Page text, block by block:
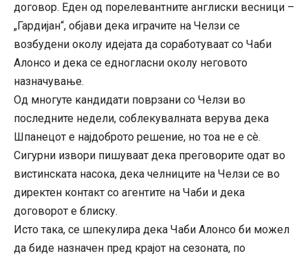
договор. Еден од порелевантните англиски весници –
„Гардијан“, објави дека играчите на Челзи се
возбудени околу идејата да соработуваат со Чаби
Алонсо и дека се едногласни околу неговото
назначување.
Од многуте кандидати поврзани со Челзи во
последните недели, соблекувалната верува дека
Шпанецот е најдоброто решение, но тоа не е сè.
Сигурни извори пишуваат дека преговорите одат во
вистинската насока, дека челниците на Челзи се во
директен контакт со агентите на Чаби и дека
договорот е блиску.
Исто така, се шпекулира дека Чаби Алонсо би можел
да биде назначен пред крајот на сезоната, по